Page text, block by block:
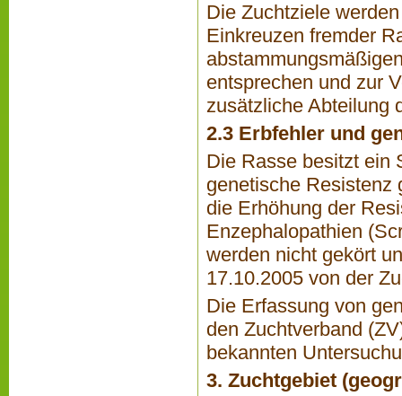
Die Zuchtziele
Einkreuzen fremder
entsprechen und zur
zusätzliche Abteilung
2.3 Erbfehler und
Die Rasse besitzt ein
genetische Resistenz
die Erhöhung der
Enzephalopathien
werden nicht gekört
17.10.2005 von der
Die Erfassung von
den Zuchtverband
bekannten
3. Zuchtgebiet